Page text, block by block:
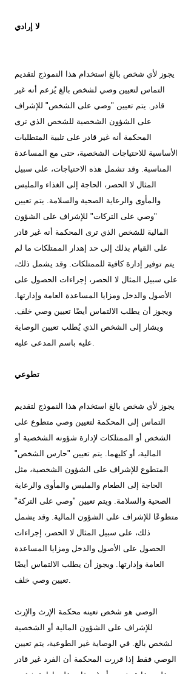
لا إرادي
يجوز لأي شخص بالغ استخدام هذا النموذج لتقديم
التماس لتعيين وصي لشخص بالغ يُزعم أنه غير
قادر. يتم تعيين "وصي على الشخص" للإشراف
على الشؤون الشخصية للشخص الذي ترى
المحكمة أنه غير قادر على تلبية المتطلبات
الأساسية للاحتياجات الشخصية، حتى مع المساعدة
المناسبة. وقد تشمل هذه الاحتياجات، على سبيل
المثال لا الحصر، الحاجة إلى الغذاء والملبس
والمأوى والرعاية الصحية والسلامة. يتم تعيين
"وصي على التركات" للإشراف على الشؤون
المالية للشخص الذي ترى المحكمة أنه غير قادر
على القيام بذلك إلى حد إهدار الممتلكات ما لم
يتم توفير إدارة كافية للممتلكات. وقد يشمل ذلك،
على سبيل المثال لا الحصر، إجراءات الحصول على
الأصول والدخل ومزايا المساعدة العامة وإدارتها.
ويجوز أن يطلب الالتماس أيضًا تعيين وصي خلف.
ويشار إلى الشخص الذي يُطلب تعيين الوصاية
عليه باسم المدعى عليه.
تطوعي
يجوز لأي شخص بالغ استخدام هذا النموذج لتقديم
التماس إلى المحكمة لتعيين وصي متطوع على
الشخص أو الممتلكات لإدارة شؤونه الشخصية أو
المالية، أو كليهما. يتم تعيين "حارس الشخص"
المتطوع للإشراف على الشؤون الشخصية، مثل
الحاجة إلى الطعام والملبس والمأوى والرعاية
الصحية والسلامة. ويتم تعيين "وصي على التركة"
متطوعًا للإشراف على الشؤون المالية. وقد يشمل
ذلك، على سبيل المثال لا الحصر، إجراءات
الحصول على الأصول والدخل ومزايا المساعدة
العامة وإدارتها. ويجوز أن يطلب الالتماس أيضًا
تعيين وصي خلف.
الوصي هو شخص تعينه محكمة الإرث والإرث
للإشراف على الشؤون المالية أو الشخصية
لشخص بالغ. في الوصاية غير الطوعية، يتم تعيين
الوصي فقط إذا قررت المحكمة أن الفرد غير قادر